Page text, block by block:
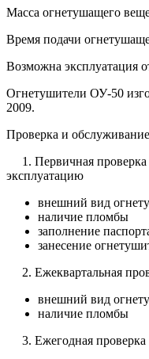
Масса огнетушащего
Время подачи
Возможна эксплуатация
Огнетушители ОУ-50
2009.
Проверка и
1. Первичная проверка
эксплуатацию
внешний вид
наличие пломбы
заполнение
занесение
2. Ежеквартальная
внешний вид
наличие пломбы
3. Ежегодная проверка